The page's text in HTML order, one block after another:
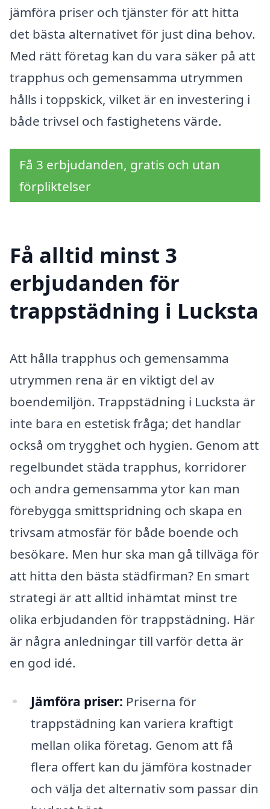
jämföra priser och tjänster för att hitta
det bästa alternativet för just dina behov.
Med rätt företag kan du vara säker på att
trapphus och gemensamma utrymmen
hålls i toppskick, vilket är en investering i
både trivsel och fastighetens värde.
Få 3 erbjudanden, gratis och utan
förpliktelser
Få alltid minst 3
erbjudanden för
trappstädning i Lucksta
Att hålla trapphus och gemensamma
utrymmen rena är en viktigt del av
boendemiljön. Trappstädning i Lucksta är
inte bara en estetisk fråga; det handlar
också om trygghet och hygien. Genom att
regelbundet städa trapphus, korridorer
och andra gemensamma ytor kan man
förebygga smittspridning och skapa en
trivsam atmosfär för både boende och
besökare. Men hur ska man gå tillväga för
att hitta den bästa städfirman? En smart
strategi är att alltid inhämtat minst tre
olika erbjudanden för trappstädning. Här
är några anledningar till varför detta är
en god idé.
Jämföra priser: Priserna för
trappstädning kan variera kraftigt
mellan olika företag. Genom att få
flera offert kan du jämföra kostnader
och välja det alternativ som passar din